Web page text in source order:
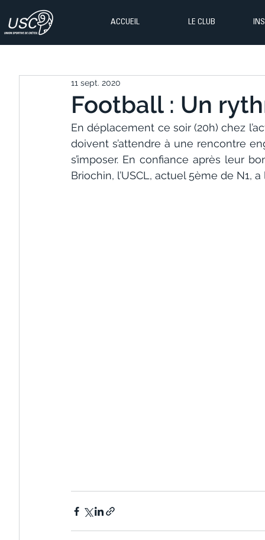
ACCUEIL LE CLUB
Football : Un
11 sept. 2020
En déplacement ce soir (20h) chez
doivent s’attendre à une rencontre
s’imposer. En confiance après leur
Briochin, l’USCL, actuel 5ème de N1,